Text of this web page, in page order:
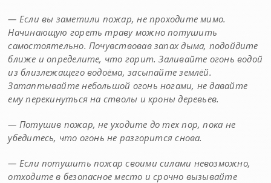
— Если вы заметили пожар, не проходите мимо.
Начинающую гореть траву можно потушить
самостоятельно. Почувствовав запах дыма, подойдите
ближе и определите, что горит. Заливайте огонь водой
из близлежащего водоёма, засыпайте землёй.
Затаптывайте небольшой огонь ногами, не давайте
ему перекинуться на стволы и кроны деревьев.
— Потушив пожар, не уходите до тех пор, пока не
убедитесь, что огонь не разгорится снова.
— Если потушить пожар своими силами невозможно,
отходите в безопасное место и срочно вызывайте